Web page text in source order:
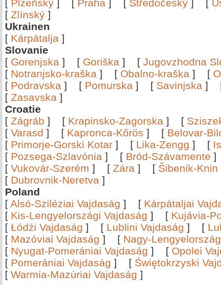
[ Plzeňský ] [ Praha ] [ Středočeský ] [
[ Zlínský ]
Ukrainen
[ Kárpátalja ]
Slovanie
[ Gorenjska ] [ Goriška ] [ Jugovzhodna
[ Notranjsko-kraška ] [ Obalno-kraška ] [
[ Podravska ] [ Pomurska ] [ Savinjska ]
[ Zasavska ]
Croatie
[ Zágráb ] [ Krapinsko-Zagorska ] [
[ Varasd ] [ Kapronca-Kőrös ] [ Belovar-
[ Primorje-Gorski Kotar ] [ Lika-Zengg ] [
[ Pozsega-Szlavónia ] [ Bród-Szávamente
[ Vukovár-Szerém ] [ Zára ] [ Šibenik-Knin
[ Dubrovnik-Neretva ]
Poland
[ Alsó-Sziléziai Vajdaság ] [ Kárpátaljai
[ Kis-Lengyelországi Vajdaság ] [ Kujávia-
[ Łódźi Vajdaság ] [ Lublini Vajdaság ] [
[ Mazóviai Vajdaság ] [ Nagy-
[ Nyugat-Pomerániai Vajdaság ] [ Opolei
[ Pomerániai Vajdaság ] [ Świętokrzyski
[ Warmia-Mazúriai Vajdaság ]